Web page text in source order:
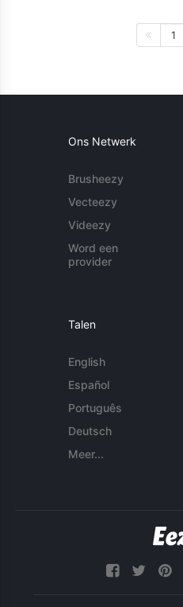
1
Ons Netwerk
Brusheezy
Vecteezy
Videezy
Word een
provider
Talen
English
Español
Português
Deutsch
Meer...